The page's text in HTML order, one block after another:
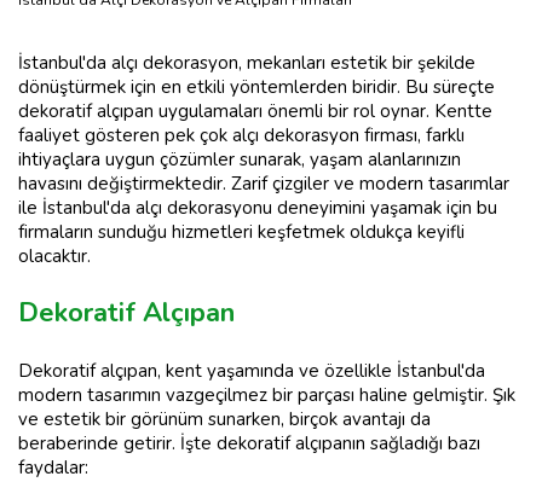
İstanbul'da alçı dekorasyon, mekanları estetik bir şekilde
dönüştürmek için en etkili yöntemlerden biridir. Bu süreçte
dekoratif alçıpan uygulamaları önemli bir rol oynar. Kentte
faaliyet gösteren pek çok alçı dekorasyon firması, farklı
ihtiyaçlara uygun çözümler sunarak, yaşam alanlarınızın
havasını değiştirmektedir. Zarif çizgiler ve modern tasarımlar
ile İstanbul'da alçı dekorasyonu deneyimini yaşamak için bu
firmaların sunduğu hizmetleri keşfetmek oldukça keyifli
olacaktır.
Dekoratif Alçıpan
Dekoratif alçıpan, kent yaşamında ve özellikle İstanbul'da
modern tasarımın vazgeçilmez bir parçası haline gelmiştir. Şık
ve estetik bir görünüm sunarken, birçok avantajı da
beraberinde getirir. İşte dekoratif alçıpanın sağladığı bazı
faydalar: